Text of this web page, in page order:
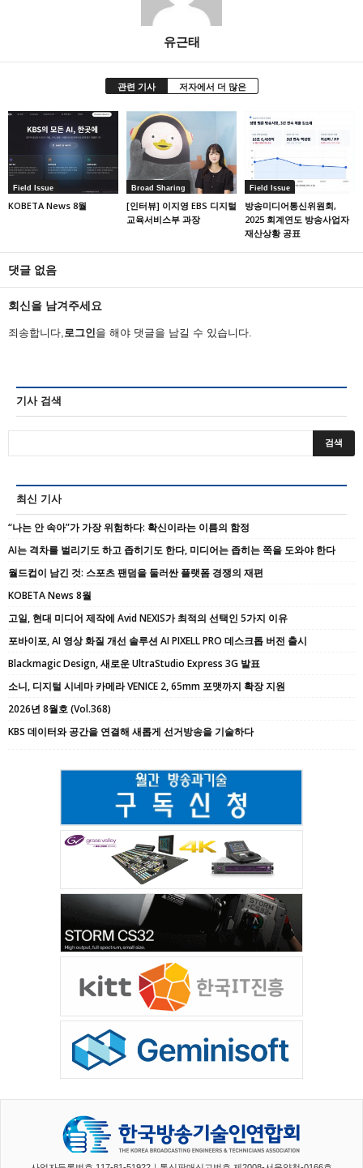
유근태
관련 기사 저자에서 더 많은
Field Issue
KOBETA News 8월
Broad Sharing
[인터뷰] 이지영 EBS 디지털
교육서비스부 과장
Field Issue
방송미디어통신위원회,
2025 회계연도 방송사업자
재산상황 공표
댓글 없음
회신을 남겨주세요
죄송합니다, 로그인을 해야 댓글을 남길 수 있습니다.
기사 검색
최신 기사
“나는 안 속아”가 가장 위험하다: 확신이라는 이름의 함정
AI는 격차를 벌리기도 하고 좁히기도 한다, 미디어는 좁히는 쪽을 도와야 한다
월드컵이 남긴 것: 스포츠 팬덤을 둘러싼 플랫폼 경쟁의 재편
KOBETA News 8월
고일, 현대 미디어 제작에 Avid NEXIS가 최적의 선택인 5가지 이유
포바이포, AI 영상 화질 개선 솔루션 AI PIXELL PRO 데스크톱 버전 출시
Blackmagic Design, 새로운 UltraStudio Express 3G 발표
소니, 디지털 시네마 카메라 VENICE 2, 65mm 포맷까지 확장 지원
2026년 8월호 (Vol.368)
KBS 데이터와 공간을 연결해 새롭게 선거방송을 기술하다